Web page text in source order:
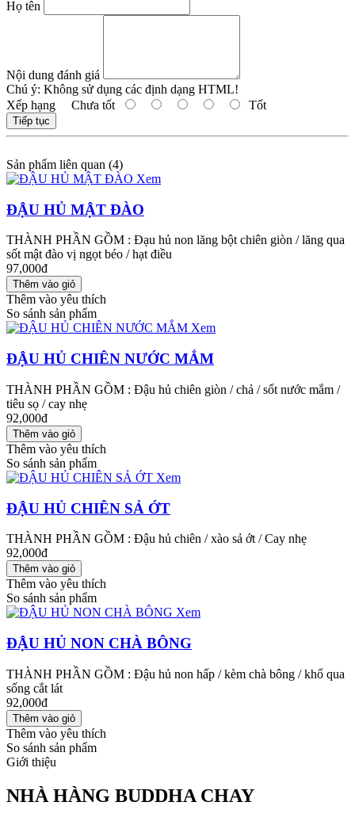
Họ tên
Nội dung đánh giá
Chú ý: Không sử dụng các định dạng HTML!
Xếp hạng Chưa tốt Tốt
Tiếp tục
Sản phẩm liên quan (4)
Xem
ĐẬU HỦ MẬT ĐÀO
THÀNH PHẦN GỒM : Đạu hủ non lăng bột chiên giòn / lăng qua
sốt mật đào vị ngọt béo / hạt điều
97,000đ
Thêm vào yêu thích
So sánh sản phẩm
Xem
ĐẬU HỦ CHIÊN NƯỚC MẮM
THÀNH PHẦN GỒM : Đậu hủ chiên giòn / chả / sốt nước mắm /
tiêu sọ / cay nhẹ
92,000đ
Thêm vào yêu thích
So sánh sản phẩm
Xem
ĐẬU HỦ CHIÊN SẢ ỚT
THÀNH PHẦN GỒM : Đậu hủ chiên / xào sả ớt / Cay nhẹ
92,000đ
Thêm vào yêu thích
So sánh sản phẩm
Xem
ĐẬU HỦ NON CHÀ BÔNG
THÀNH PHẦN GỒM : Đậu hủ non hấp / kèm chà bông / khổ qua
sống cắt lát
92,000đ
Thêm vào yêu thích
So sánh sản phẩm
Giới thiệu
NHÀ HÀNG BUDDHA CHAY